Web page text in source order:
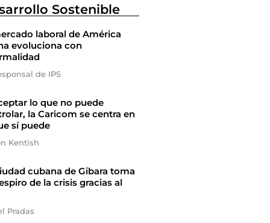
Sostenible
laboral de América
evoluciona con
de IPS
lo que no puede
la Caricom se centra en
sí puede
Kentish
cubana de Gibara toma
de la crisis gracias al
Pradas